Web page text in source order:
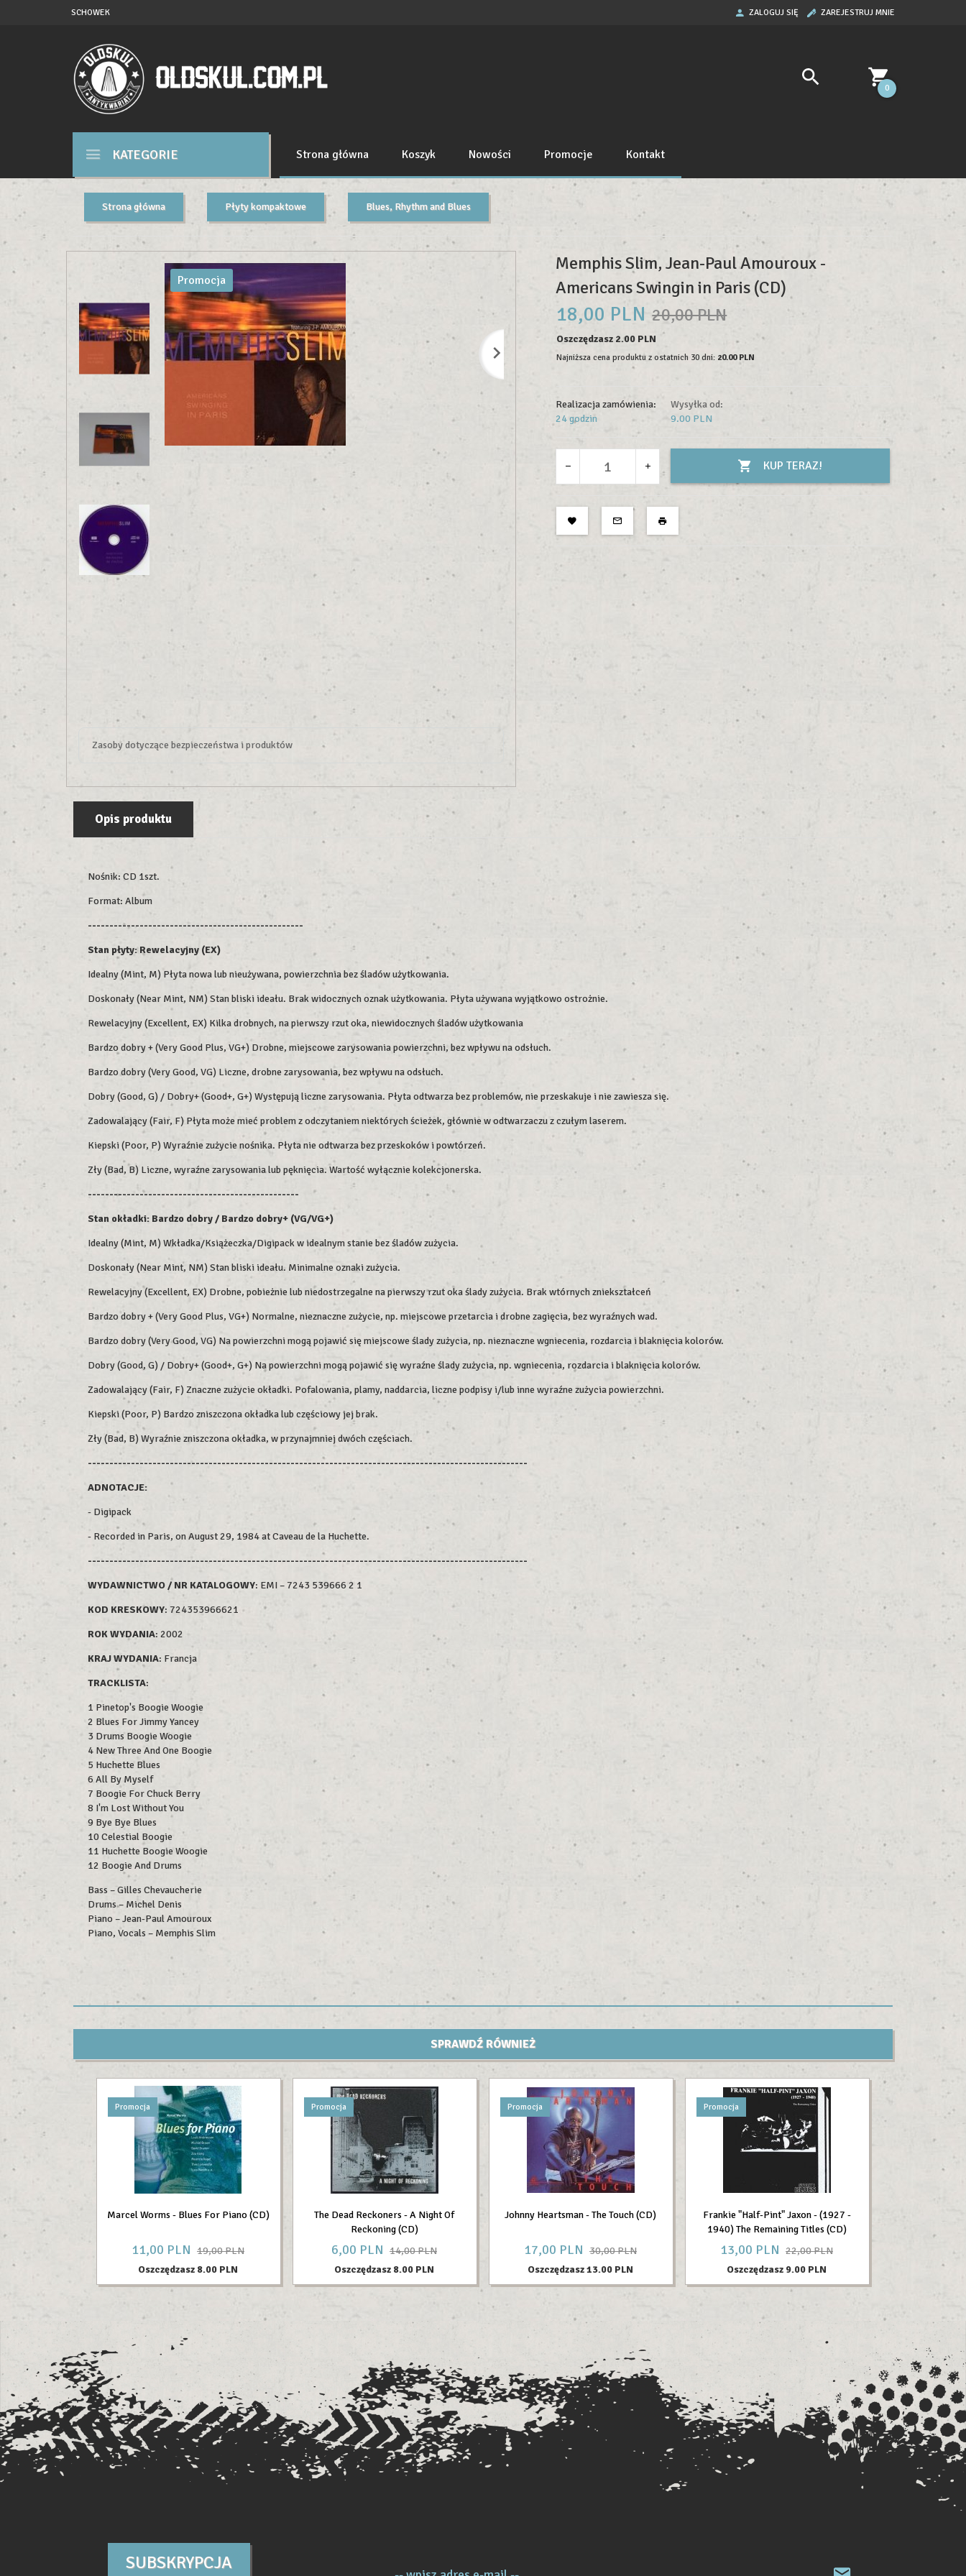
SCHOWEK ZALOGUJ SIĘ ZAREJESTRUJ MNIE
0
KATEGORIE Strona główna Koszyk Nowości Promocje Kontakt
Strona główna Płyty kompaktowe Blues, Rhythm and Blues
Promocja
Zasoby dotyczące bezpieczeństwa i produktów
Memphis Slim, Jean-Paul Amouroux -
Americans Swingin in Paris (CD)
18,00 PLN 20,00 PLN
Oszczędzasz 2.00 PLN
Najniższa cena produktu z ostatnich 30 dni: 20.00 PLN
Realizacja zamówienia:
24 godzin
Wysyłka od:
9.00 PLN
KUP TERAZ!
Opis produktu
Nośnik: CD 1szt.
Format: Album
--------------------------------------------------
Stan płyty: Rewelacyjny (EX)
Idealny (Mint, M) Płyta nowa lub nieużywana, powierzchnia bez śladów użytkowania.
Doskonały (Near Mint, NM) Stan bliski ideału. Brak widocznych oznak użytkowania. Płyta używana wyjątkowo ostrożnie.
Rewelacyjny (Excellent, EX) Kilka drobnych, na pierwszy rzut oka, niewidocznych śladów użytkowania
Bardzo dobry + (Very Good Plus, VG+) Drobne, miejscowe zarysowania powierzchni, bez wpływu na odsłuch.
Bardzo dobry (Very Good, VG) Liczne, drobne zarysowania, bez wpływu na odsłuch.
Dobry (Good, G) / Dobry+ (Good+, G+) Występują liczne zarysowania. Płyta odtwarza bez problemów, nie przeskakuje i nie zawiesza się.
Zadowalający (Fair, F) Płyta może mieć problem z odczytaniem niektórych ścieżek, głównie w odtwarzaczu z czułym laserem.
Kiepski (Poor, P) Wyraźnie zużycie nośnika. Płyta nie odtwarza bez przeskoków i powtórzeń.
Zły (Bad, B) Liczne, wyraźne zarysowania lub pęknięcia. Wartość wyłącznie kolekcjonerska.
-------------------------------------------------
Stan okładki: Bardzo dobry / Bardzo dobry+ (VG/VG+)
Idealny (Mint, M) Wkładka/Książeczka/Digipack w idealnym stanie bez śladów zużycia.
Doskonały (Near Mint, NM) Stan bliski ideału. Minimalne oznaki zużycia.
Rewelacyjny (Excellent, EX) Drobne, pobieżnie lub niedostrzegalne na pierwszy rzut oka ślady zużycia. Brak wtórnych zniekształceń
Bardzo dobry + (Very Good Plus, VG+) Normalne, nieznaczne zużycie, np. miejscowe przetarcia i drobne zagięcia, bez wyraźnych wad.
Bardzo dobry (Very Good, VG) Na powierzchni mogą pojawić się miejscowe ślady zużycia, np. nieznaczne wgniecenia, rozdarcia i blaknięcia kolorów.
Dobry (Good, G) / Dobry+ (Good+, G+) Na powierzchni mogą pojawić się wyraźne ślady zużycia, np. wgniecenia, rozdarcia i blaknięcia kolorów.
Zadowalający (Fair, F) Znaczne zużycie okładki. Pofalowania, plamy, naddarcia, liczne podpisy i/lub inne wyraźne zużycia powierzchni.
Kiepski (Poor, P) Bardzo zniszczona okładka lub częściowy jej brak.
Zły (Bad, B) Wyraźnie zniszczona okładka, w przynajmniej dwóch częściach.
------------------------------------------------------------------------------------------------------
ADNOTACJE:
- Digipack
- Recorded in Paris, on August 29, 1984 at Caveau de la Huchette.
------------------------------------------------------------------------------------------------------
WYDAWNICTWO / NR KATALOGOWY: EMI – 7243 539666 2 1
KOD KRESKOWY: 724353966621
ROK WYDANIA: 2002
KRAJ WYDANIA: Francja
TRACKLISTA:
1 Pinetop's Boogie Woogie
2 Blues For Jimmy Yancey
3 Drums Boogie Woogie
4 New Three And One Boogie
5 Huchette Blues
6 All By Myself
7 Boogie For Chuck Berry
8 I'm Lost Without You
9 Bye Bye Blues
10 Celestial Boogie
11 Huchette Boogie Woogie
12 Boogie And Drums
Bass – Gilles Chevaucherie
Drums – Michel Denis
Piano – Jean-Paul Amouroux
Piano, Vocals – Memphis Slim
SPRAWDŹ RÓWNIEŻ
Promocja
Marcel Worms - Blues For Piano (CD)
11,00 PLN 19,00 PLN
Oszczędzasz 8.00 PLN
Promocja
The Dead Reckoners - A Night Of
Reckoning (CD)
6,00 PLN 14,00 PLN
Oszczędzasz 8.00 PLN
Promocja
Johnny Heartsman - The Touch (CD)
17,00 PLN 30,00 PLN
Oszczędzasz 13.00 PLN
Promocja
Frankie "Half-Pint" Jaxon - (1927 -
1940) The Remaining Titles (CD)
13,00 PLN 22,00 PLN
Oszczędzasz 9.00 PLN
SUBSKRYPCJA